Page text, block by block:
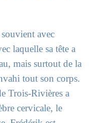
avec
laquelle sa tête a
mais surtout de la
tout son corps.
Trois-Rivières a
cervicale, le